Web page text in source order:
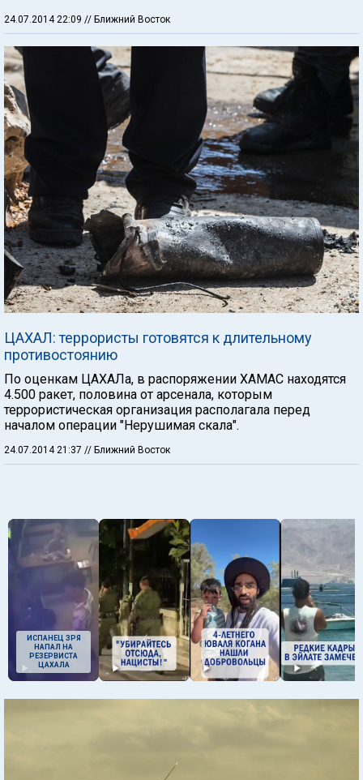
24.07.2014 22:09 // Ближний Восток
ЦАХАЛ: террористы готовятся к длительному
противостоянию
По оценкам ЦАХАЛа, в распоряжении ХАМАС находятся
4.500 ракет, половина от арсенала, которым
террористическая организация располагала перед
началом операции "Нерушимая скала".
24.07.2014 21:37 // Ближний Восток
ИСПАНЕЦ ЗРЯ
НАПАЛ НА
РЕЗЕРВИСТА
ЦАХАЛА